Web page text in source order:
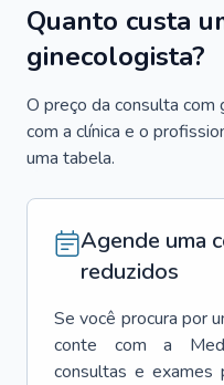
Quanto custa
ginecologista?
O preço da consulta com
com a clínica e o
uma tabela.
Agende uma
reduzidos
Se você procura por
conte com a
consultas e exames